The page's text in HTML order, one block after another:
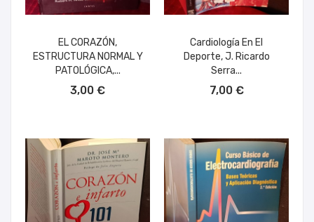
EL CORAZÓN,
ESTRUCTURA NORMAL Y
PATOLÓGICA,...
3,00 €
Cardiología En El
Deporte, J. Ricardo
Serra...
7,00 €